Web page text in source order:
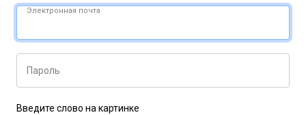
Электронная почта
Пароль
Введите слово на картинке